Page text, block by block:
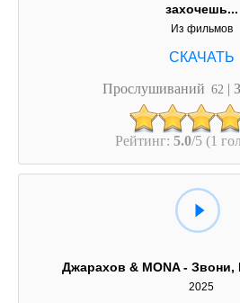
захочешь...
Из фильмов
Прослушиваний 62 |
Рейтинг: 5.0/5 (1
Джарахов & MONA - Звони,
2025